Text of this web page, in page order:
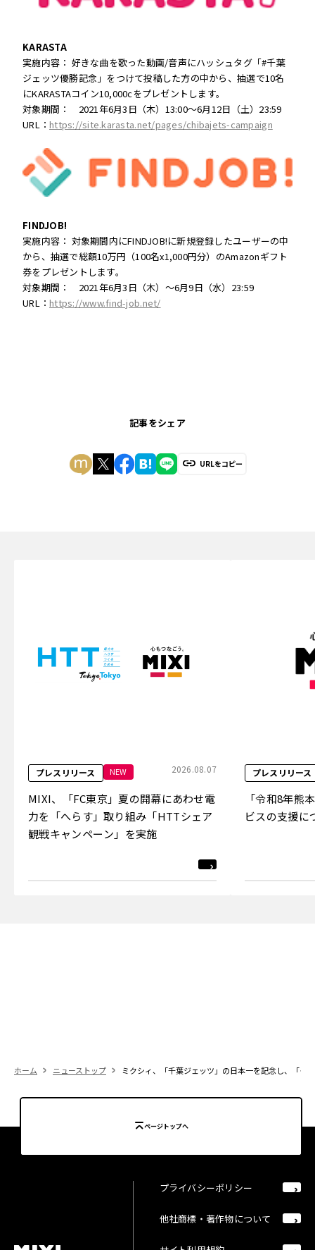
KARASTA
実施内容： 好きな曲を歌った動画/音声にハッシュタグ「#千葉
ジェッツ優勝記念」をつけて投稿した方の中から、抽選で10名
にKARASTAコイン10,000cをプレゼントします。
対象期間： 2021年6月3日（木）13:00～6月12日（土）23:59
URL：https://site.karasta.net/pages/chibajets-campaign
FINDJOB!
実施内容： 対象期間内にFINDJOB!に新規登録したユーザーの中
から、抽選で総額10万円（100名x1,000円分）のAmazonギフト
券をプレゼントします。
対象期間： 2021年6月3日（木）～6月9日（水）23:59
URL：https://www.find-job.net/
記事をシェア
URLをコピー
プレスリリース NEW 2026.08.07
MIXI、「FC東京」夏の開幕にあわせ電
力を「へらす」取り組み「HTTシェア
観戦キャンペーン」を実施
プレスリリース
「令和8年熊
ビスの支援に
ホーム ニューストップ ミクシィ、「千葉ジェッツ」の日本一を記念し、「ク
ページトップへ
プライバシーポリシー
他社商標・著作物について